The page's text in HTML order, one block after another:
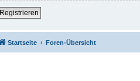
Registrieren
Startseite Foren-Übersicht